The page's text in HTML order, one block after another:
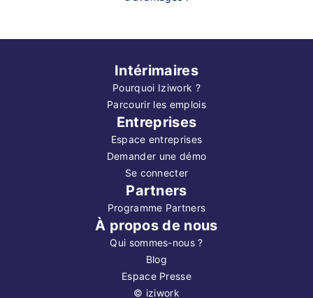
Intérimaires
Pourquoi Iziwork ?
Parcourir les emplois
Entreprises
Espace entreprises
Demander une démo
Se connecter
Partners
Programme Partners
À propos de nous
Qui sommes-nous ?
Blog
Espace Presse
© iziwork